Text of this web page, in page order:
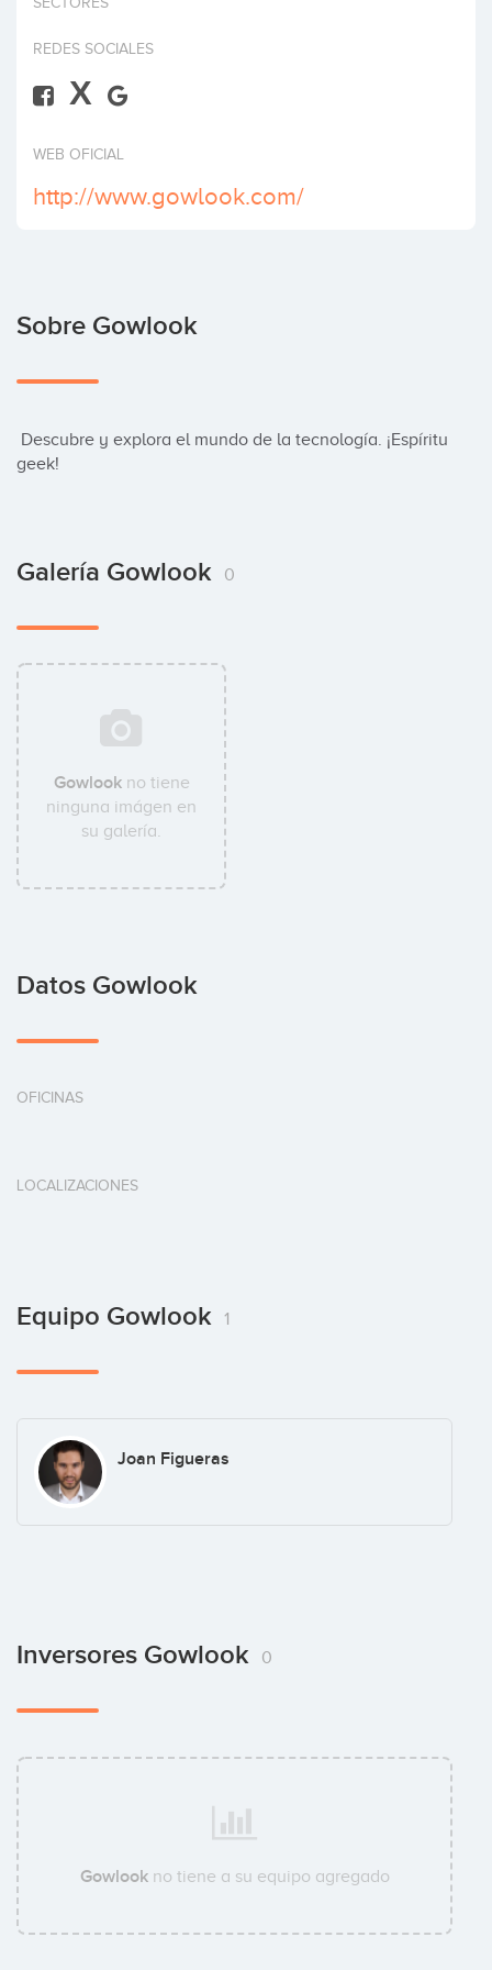
REDES SOCIALES
X
WEB OFICIAL
http://www.gowlook.com/
Sobre Gowlook
geek!
Galería Gowlook 0
Gowlookno tiene
ninguna imágen en
su galería.
Datos Gowlook
OFICINAS
LOCALIZACIONES
Equipo Gowlook 1
Joan Figueras
Inversores Gowlook 0
Gowlookno tiene a su equipo agregado